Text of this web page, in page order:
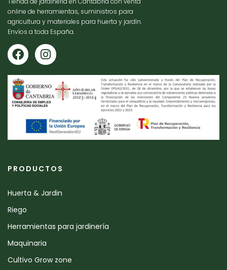
online de herramientas, suministros para
agricultura y materiales para huerta y jardín.
Envíos a toda España.
PRODUCTOS
Huerta & Jardin
Riego
Herramientas para jardinería
Maquinaria
Cultivo Grow zone